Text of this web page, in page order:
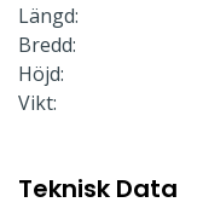
Längd:
Bredd:
Höjd:
Vikt:
Teknisk Data